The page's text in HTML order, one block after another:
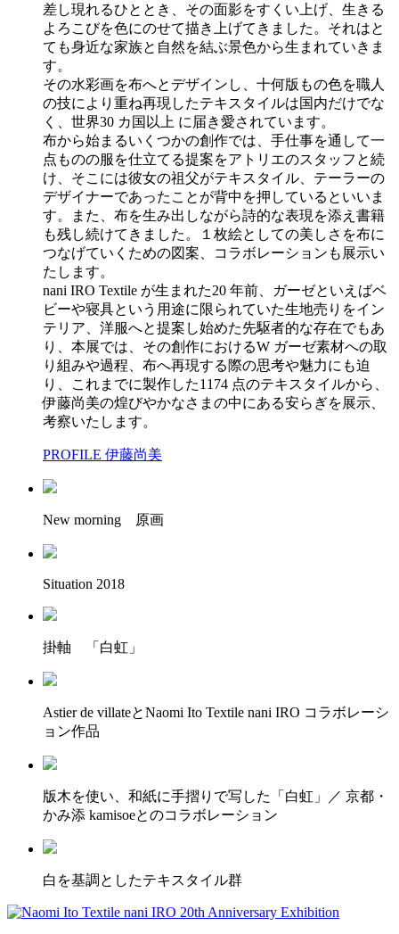
差し現れるひととき、その面影をすくい上げ、生きる
よろこびを色にのせて描き上げてきました。それはと
ても身近な家族と自然を結ぶ景色から生まれていきま
す。
その水彩画を布へとデザインし、十何版もの色を職人
の技により重ね再現したテキスタイルは国内だけでな
く、世界30 カ国以上 に届き愛されています。
布から始まるいくつかの創作では、手仕事を通して一
点ものの服を仕立てる提案をアトリエのスタッフと続
け、そこには彼女の祖父がテキスタイル、テーラーの
デザイナーであったことが背中を押しているといいま
す。また、布を生み出しながら詩的な表現を添え書籍
も残し続けてきました。１枚絵としての美しさを布に
つなげていくための図案、コラボレーションも展示い
たします。
nani IRO Textile が生まれた20 年前、ガーゼといえばベ
ビーや寝具という用途に限られていた生地売りをイン
テリア、洋服へと提案し始めた先駆者的な存在でもあ
り、本展では、その創作におけるW ガーゼ素材への取
り組みや過程、布へ再現する際の思考や魅力にも迫
り、これまでに製作した1174 点のテキスタイルから、
伊藤尚美の煌びやかなさまの中にある安らぎを展示、
考察いたします。
PROFILE 伊藤尚美
New morning 原画
Situation 2018
掛軸 「白虹」
Astier de villateとNaomi Ito Textile nani IRO コラボレーシ
ョン作品
版木を使い、和紙に手摺りで写した「白虹」／ 京都・
かみ添 kamisoeとのコラボレーション
白を基調としたテキスタイル群